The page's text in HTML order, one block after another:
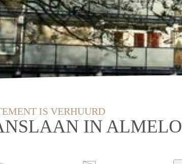
IS VERHUURD
IN ALMELO